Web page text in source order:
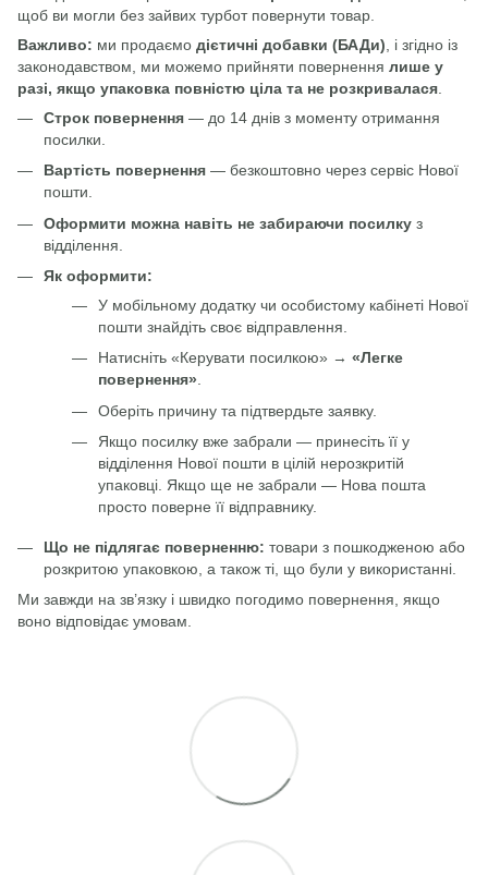
щоб ви могли без зайвих турбот повернути товар.
Важливо: ми продаємо дієтичні добавки (БАДи) , і згідно із
законодавством, ми можемо прийняти повернення лише у
разі, якщо упаковка повністю ціла та не розкривалася
Строк повернення — до 14 днів з моменту отримання
посилки.
Вартість повернення — безкоштовно через сервіс Нової
пошти.
Оформити можна навіть не забираючи посилку з
відділення.
Як оформити:
У мобільному додатку чи особистому кабінеті Нової
пошти знайдіть своє відправлення.
Натисніть «Керувати посилкою» → «Легке
повернення».
Оберіть причину та підтвердьте заявку.
Якщо посилку вже забрали — принесіть її у
відділення Нової пошти в цілій нерозкритій
упаковці. Якщо ще не забрали — Нова пошта
просто поверне її відправнику.
Що не підлягає поверненню: товари з пошкодженою або
розкритою упаковкою, а також ті, що були у використанні.
Ми завжди на зв’язку і швидко погодимо повернення, якщо
воно відповідає умовам.